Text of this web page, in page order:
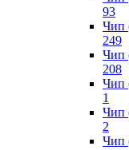
93
Чип
249
Чип
208
Чип
1
Чип
2
Чип